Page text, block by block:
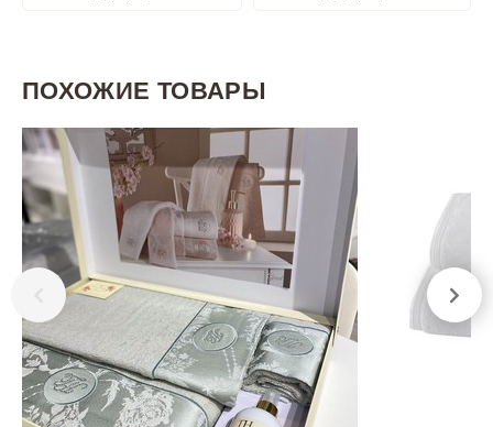
ПОХОЖИЕ ТОВАРЫ